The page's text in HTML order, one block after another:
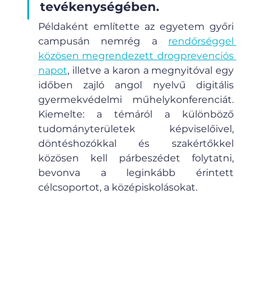
tevékenységében.
Példaként említette az egyetem győri
campusán nemrég a rendőrséggel
közösen megrendezett drogprevenciós
napot, illetve a karon a megnyitóval egy
időben zajló angol nyelvű digitális
gyermekvédelmi műhelykonferenciát.
Kiemelte: a témáról a különböző
tudományterületek képviselőivel,
döntéshozókkal és szakértőkkel
közösen kell párbeszédet folytatni,
bevonva a leginkább érintett
célcsoportot, a középiskolásokat.